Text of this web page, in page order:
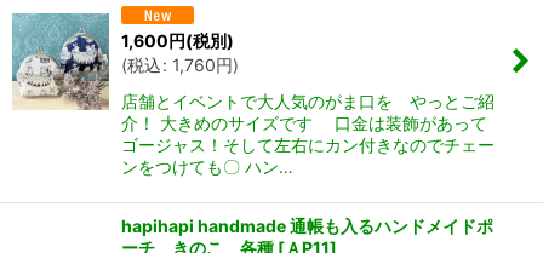
1,600円(税別)
(税込: 1,760円)
店舗とイベントで大人気のがま口を やっとご紹
介！ 大きめのサイズです 口金は装飾があって
ゴージャス！そして左右にカン付きなのでチェー
ンをつけても〇 ハン…
hapihapi handmade 通帳も入るハンドメイドポ
ーチ きのこ 各種 [ＡP11]